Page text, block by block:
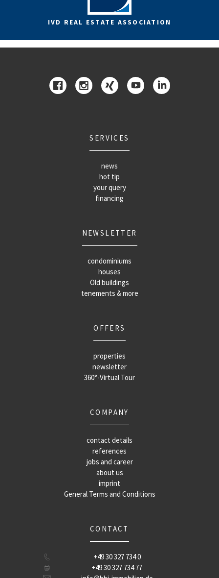
IVD REAL ESTATE ASSOCIATION
SERVICES
news
hot tip
your query
financing
NEWSLETTER
condominiums
houses
Old buildings
tenements & more
OFFERS
properties
newsletter
360°-Virtual Tour
COMPANY
contact details
references
jobs and career
about us
imprint
General Terms and Conditions
CONTACT
+49 30 327 734 0
+49 30 327 734 77